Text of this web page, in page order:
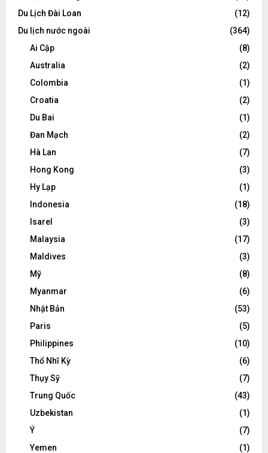
Du Lịch Đài Loan
(12)
Du lịch nước ngoài
(364)
Ai Cập
(8)
Australia
(2)
Colombia
(1)
Croatia
(2)
Du Bai
(1)
Đan Mạch
(2)
Hà Lan
(7)
Hong Kong
(3)
Hy Lạp
(1)
Indonesia
(18)
Isarel
(3)
Malaysia
(17)
Maldives
(3)
Mỹ
(8)
Myanmar
(6)
Nhật Bản
(53)
Paris
(5)
Philippines
(10)
Thổ Nhĩ Kỳ
(6)
Thụy Sỹ
(7)
Trung Quốc
(43)
Uzbekistan
(1)
Ý
(7)
Yemen
(1)